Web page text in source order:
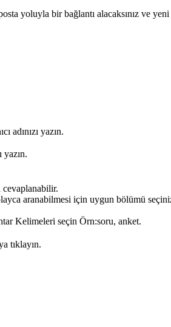
yoluyla bir bağlantı alacaksınız ve yeni
adınızı yazın.
yazın.
aranabilmesi için uygun bölümü
Kelimeleri seçin Örn:soru, anket.
tıklayın.